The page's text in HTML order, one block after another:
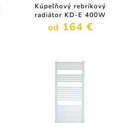
Kúpeľňový rebríkový
radiátor KD-E 400W
od 164 €